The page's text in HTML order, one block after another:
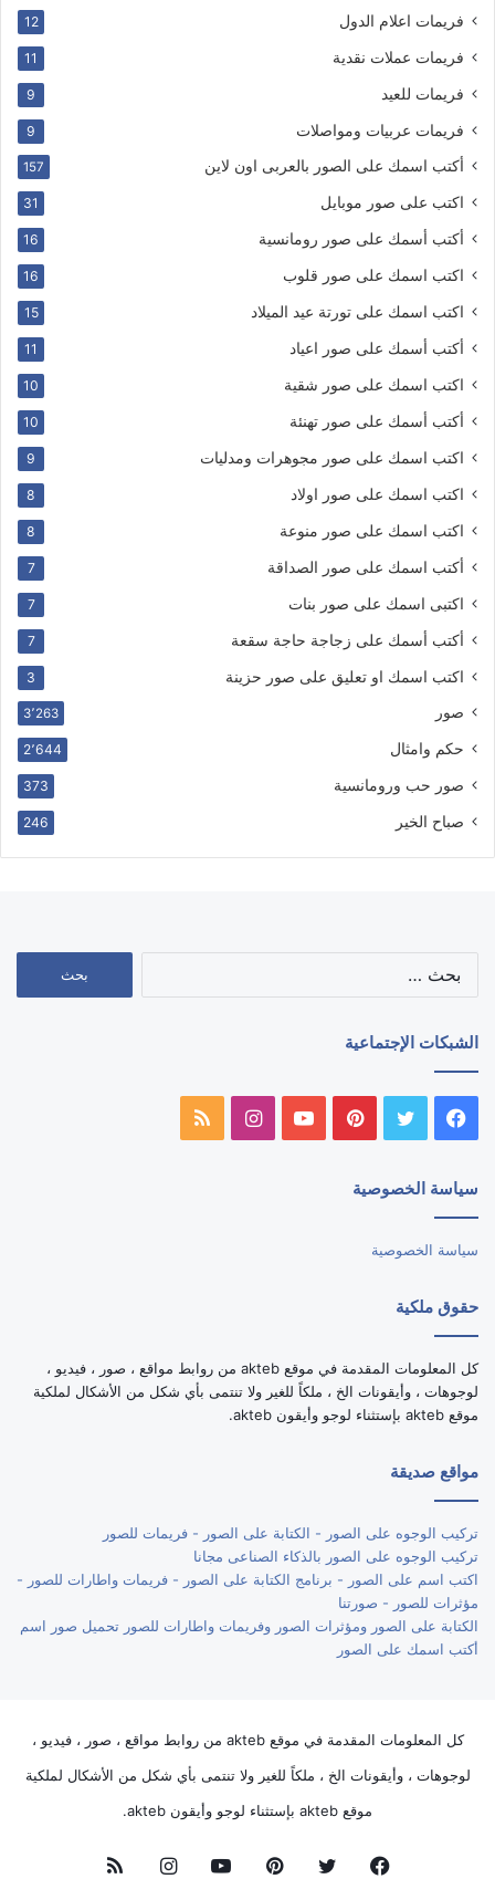
فريمات اعلام الدول 12
فريمات عملات نقدية 11
فريمات للعيد 9
فريمات عربيات ومواصلات 9
أكتب اسمك على الصور بالعربى اون لاين 157
اكتب على صور موبايل 31
أكتب أسمك على صور رومانسية 16
اكتب اسمك على صور قلوب 16
اكتب اسمك على تورتة عيد الميلاد 15
أكتب أسمك على صور اعياد 11
اكتب اسمك على صور شقية 10
أكتب أسمك على صور تهنئة 10
اكتب اسمك على صور مجوهرات ومدليات 9
اكتب اسمك على صور اولاد 8
اكتب اسمك على صور منوعة 8
أكتب اسمك على صور الصداقة 7
اكتبى اسمك على صور بنات 7
أكتب أسمك على زجاجة حاجة سقعة 7
اكتب اسمك او تعليق على صور حزينة 3
صور 3٬263
حكم وامثال 2٬644
صور حب ورومانسية 373
صباح الخير 246
الشبكات الإجتماعية
فيسبوك تويتر بينتيريستيوتيوبانستقرامملخص
سياسة الخصوصية
سياسة الخصوصية
حقوق ملكية
كل المعلومات المقدمة في موقع akteb من روابط مواقع ، صور ، فيديو ،
لوجوهات ، وأيقونات الخ ، ملكاً للغير ولا تنتمى بأي شكل من الأشكال لملكية
موقع akteb بإستثناء لوجو وأيقون akteb.
مواقع صديقة
تركيب الوجوه على الصور - الكتابة على الصور - فريمات للصور
تركيب الوجوه على الصور بالذكاء الصناعى مجانا
اكتب اسم على الصور - برنامج الكتابة على الصور - فريمات واطارات للصور -
مؤثرات للصور - صورتنا
الكتابة على الصور ومؤثرات الصور وفريمات واطارات للصور تحميل صور اسم
أكتب اسمك على الصور
كل المعلومات المقدمة في موقع akteb من روابط مواقع ، صور ، فيديو ،
لوجوهات ، وأيقونات الخ ، ملكاً للغير ولا تنتمى بأي شكل من الأشكال لملكية
موقع akteb بإستثناء لوجو وأيقون akteb.
فيسبوك تويتر بينتيريستيوتيوبانستقرامملخص